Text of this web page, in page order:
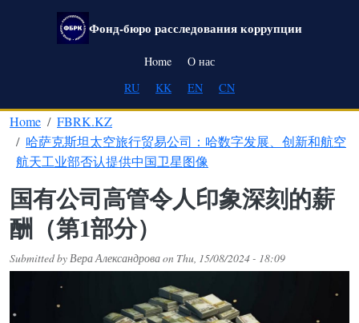
Skip to main content
Фонд-бюро расследования коррупции
Main navigation
Home
О нас
RU
KK EN CN
Home
FBRK.KZ
哈萨克斯坦太空旅行贸易公司：哈数字发展、创新和航空
航天工业部否认提供中国卫星图像
国有公司高管令人印象深刻的薪
酬（第1部分）
Submitted byВера Александроваon Thu, 15/08/2024 - 18:09